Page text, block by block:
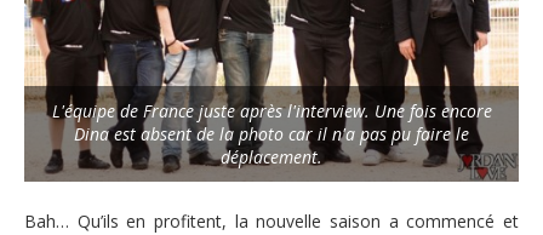
L'équipe de France juste après l'interview. Une fois encore
Dina est absent de la photo car il n'a pas pu faire le
déplacement.
Bah… Qu’ils en profitent, la nouvelle saison a commencé et